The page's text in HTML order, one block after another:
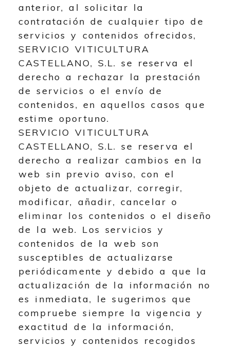
anterior, al solicitar la
contratación de cualquier tipo de
servicios y contenidos ofrecidos,
SERVICIO VITICULTURA
CASTELLANO, S.L. se reserva el
derecho a rechazar la prestación
de servicios o el envío de
contenidos, en aquellos casos que
estime oportuno.
SERVICIO VITICULTURA
CASTELLANO, S.L. se reserva el
derecho a realizar cambios en la
web sin previo aviso, con el
objeto de actualizar, corregir,
modificar, añadir, cancelar o
eliminar los contenidos o el diseño
de la web. Los servicios y
contenidos de la web son
susceptibles de actualizarse
periódicamente y debido a que la
actualización de la información no
es inmediata, le sugerimos que
compruebe siempre la vigencia y
exactitud de la información,
servicios y contenidos recogidos